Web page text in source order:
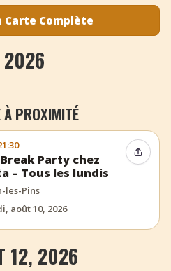
Carte Complète
2026
À PROXIMITÉ
Party chez
– Tous les lundis
les-Pins
août 10, 2026
12, 2026